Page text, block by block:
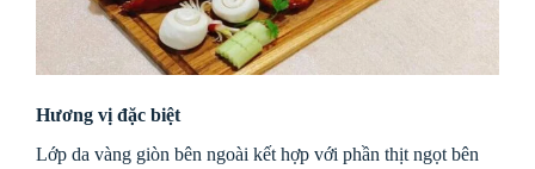
Hương vị đặc biệt
Lớp da vàng giòn bên ngoài kết hợp với phần thịt ngọt bên